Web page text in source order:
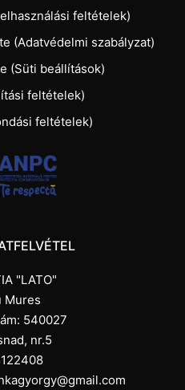
feltételek)
(Adatvédelmi szabályzat)
(Süti beállítások)
feltételek)
feltételek)
"LATO"
Mures
540027
nr.5